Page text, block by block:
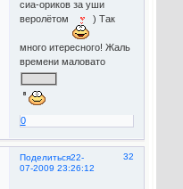
сиа-ориков за уши
веролётом
) Так
много итересного! Жаль
времени маловато
0
Поделиться 32
22-
07-2009 23:26:12